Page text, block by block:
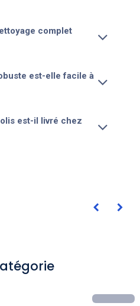
complet
est-elle facile à
est-il livré chez